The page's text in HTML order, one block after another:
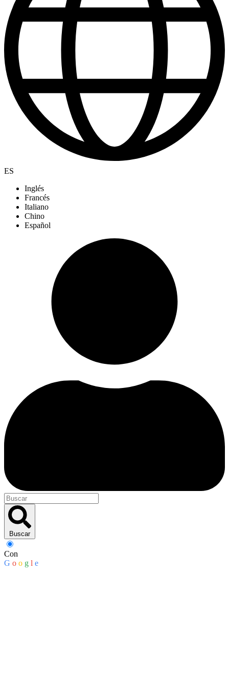
ES
Inglés
Francés
Italiano
Chino
Español
Buscar
Con
G o o g l e